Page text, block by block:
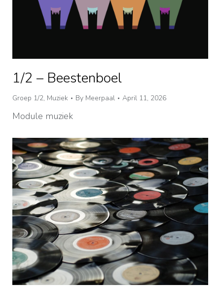
1/2 – Beestenboel
Groep 1/2, Muziek By Meerpaal April 11, 2026
Module muziek